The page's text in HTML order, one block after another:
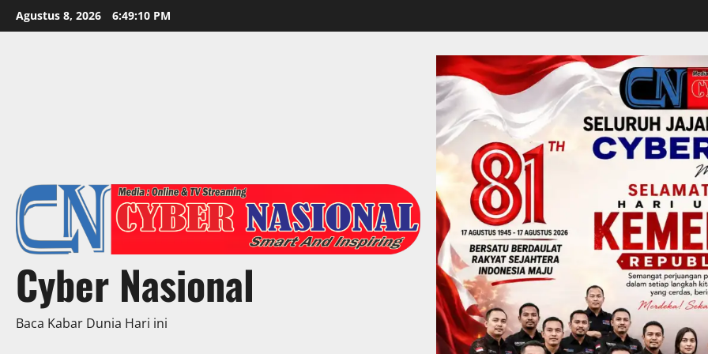
Skip
to
Agustus 8, 2026 6:49:11 PM
Cyber Nasional
Baca Kabar Dunia Hari ini